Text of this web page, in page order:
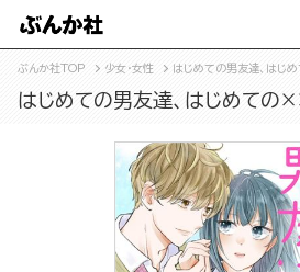
ぶんか社TOP 少女・女性 はじめての男友達、はじ
はじめての男友達、はじめての